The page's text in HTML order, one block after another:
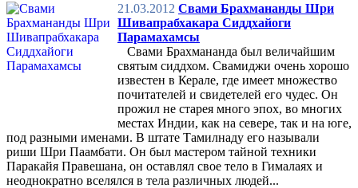
21.03.2012 Свами Брахмананды Шри
Шивапрабхакара Сиддхайоги
Парамахамсы
Свами Брахмананда был величайшим
святым сиддхом. Свамиджи очень хорошо
известен в Керале, где имеет множество
почитателей и свидетелей его чудес. Он
прожил не старея много эпох, во многих
местах Индии, как на севере, так и на юге,
под разными именами. В штате Тамилнаду его называли
риши Шри Паамбати. Он был мастером тайной техники
Паракайя Правешана, он оставлял свое тело в Гималаях и
неоднократно вселялся в тела различных людей...